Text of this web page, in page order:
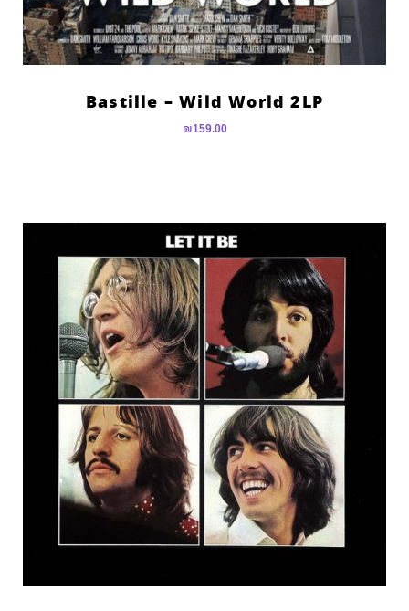
Bastille – Wild World 2LP
₪159.00